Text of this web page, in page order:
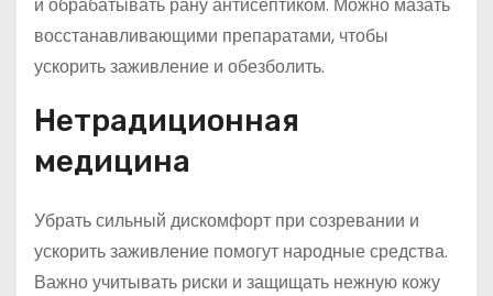
восстанавливающими препаратами, чтобы
ускорить заживление и обезболить.
Нетрадиционная
медицина
Убрать сильный дискомфорт при созревании и
ускорить заживление помогут народные средства.
Важно учитывать риски и защищать нежную кожу